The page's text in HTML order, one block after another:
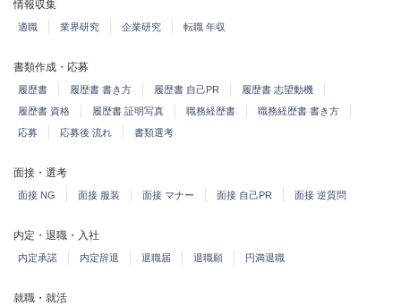
情報収集
適職 業界研究 企業研究 転職 年収
書類作成・応募
履歴書 履歴書 書き方 履歴書 自己PR
履歴書 志望動機
履歴書 資格
履歴書 証明写真 職務経歴書
職務経歴書 書き方
応募
応募後 流れ 書類選考
面接・選考
面接 NG 面接 服装 面接 マナー 面接 自己PR 面接 逆質問
内定・退職・入社
内定承諾 内定辞退 退職届 退職願 円満退職
就職・就活